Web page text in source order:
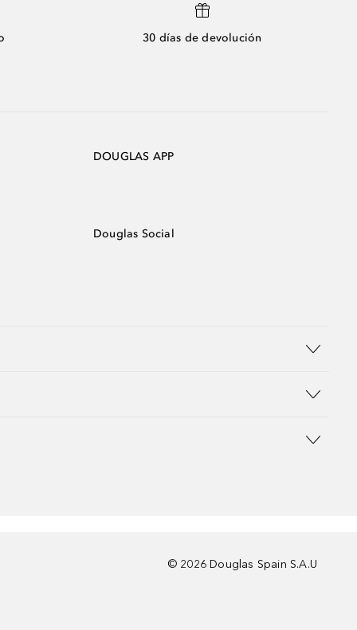
30 días de devolución
DOUGLAS APP
Douglas Social
© 2026 Douglas Spain S.A.U